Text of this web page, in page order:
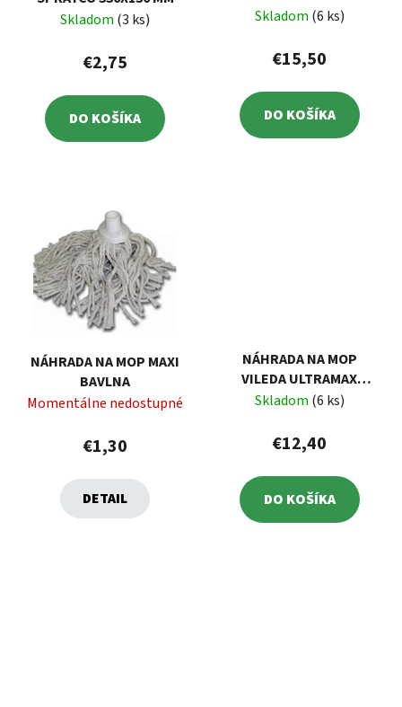
Skladom (3 ks)
€2,75
DO KOŠÍKA
Skladom (6 ks)
€15,50
DO KOŠÍKA
NÁHRADA NA MOP MAXI
BAVLNA
Momentálne nedostupné
€1,30
DETAIL
NÁHRADA NA MOP
VILEDA ULTRAMAX
MICRO+COTTON
Skladom (6 ks)
€12,40
DO KOŠÍKA